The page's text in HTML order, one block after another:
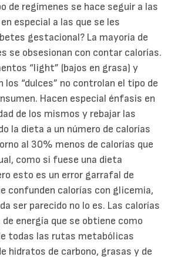
de regímenes se hace seguir a las
especial a las que se les
gestacional? La mayoría de
se obsesionan con contar calorías.
“light” (bajos en grasa) y
los “dulces” no controlan el tipo de
Hacen especial énfasis en
de los mismos y rebajar las
la dieta a un número de calorías
al 30% menos de calorías que
como si fuese una dieta
esto es un error garrafal de
confunden calorías con glicemia,
ser parecido no lo es. Las calorías
de energía que se obtiene como
todas las rutas metabólicas
hidratos de carbono, grasas y de